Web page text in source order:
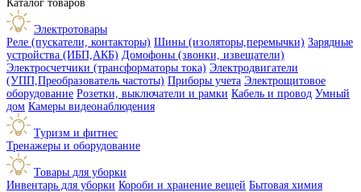
Каталог товаров
Электротовары
Реле (пускатели, контакторы) Шины (изоляторы,перемычки) Зарядные
устройства (ИБП,АКБ) Домофоны (звонки, извещатели)
Электросчетчики (трансформаторы тока) Электродвигатели
(УПП,Преобразователь частоты) Приборы учета Электрощитовое
оборудование Розетки, выключатели и рамки Кабель и провод Умный
дом Камеры видеонаблюдения
Туризм и фитнес
Тренажеры и оборудование
Товары для уборки
Инвентарь для уборки Короби и хранение вещей Бытовая химия